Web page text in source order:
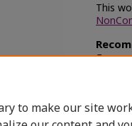
This
มิตรเกษ
to make our site